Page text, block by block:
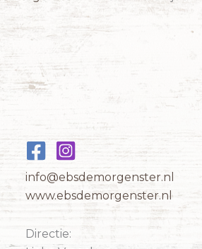
info@ebsdemorgenster.nl
www.ebsdemorgenster.nl
Directie: